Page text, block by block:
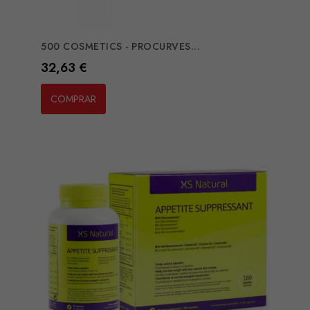
500 COSMETICS - PROCURVES...
Preço
32,63 €
COMPRAR